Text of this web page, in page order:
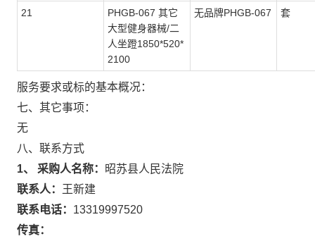
21
PHGB-067 其它
大型健身器械/二
人坐蹬1850*520*
2100
无品牌PHGB-067 套
服务要求或标的基本概况：
七、其它事项：
无
八、联系方式
1、 采购人名称：
昭苏县人民法院
联系人：
王新建
联系电话： 13319997520
传真：